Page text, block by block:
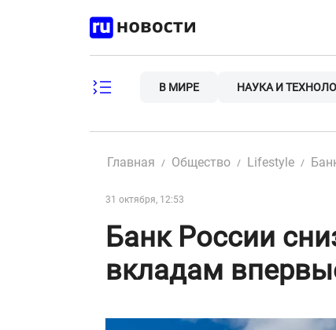
В МИРЕ НАУКА И
Главная Общество Lifestyle
31 октября, 12:53
Банк России
вкладам